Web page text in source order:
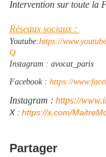
Intervention sur toute la
Réseaux sociaux :
Youtube:https://
Q
Instagram : avocat_paris
Facebook : https://
Instagram : https://
​X : https://x.com/
Partager